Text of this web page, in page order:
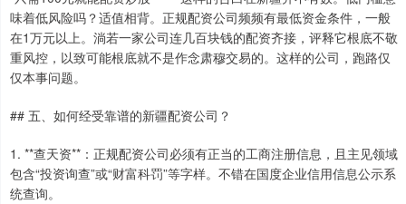
味着低风险吗？适值相背。正规配资公司频频有最低资金条件，一般
在1万元以上。淌若一家公司连几百块钱的配资齐接，评释它根底不敬
重风控，以致可能根底就不是作念肃穆交易的。这样的公司，跑路仅
仅本事问题。
## 五、如何经受靠谱的新疆配资公司？
1. **查天资**：正规配资公司必须有正当的工商注册信息，且主见领域
包含“投资询查”或“财富科罚”等字样。不错在国度企业信用信息公示系
统查询。